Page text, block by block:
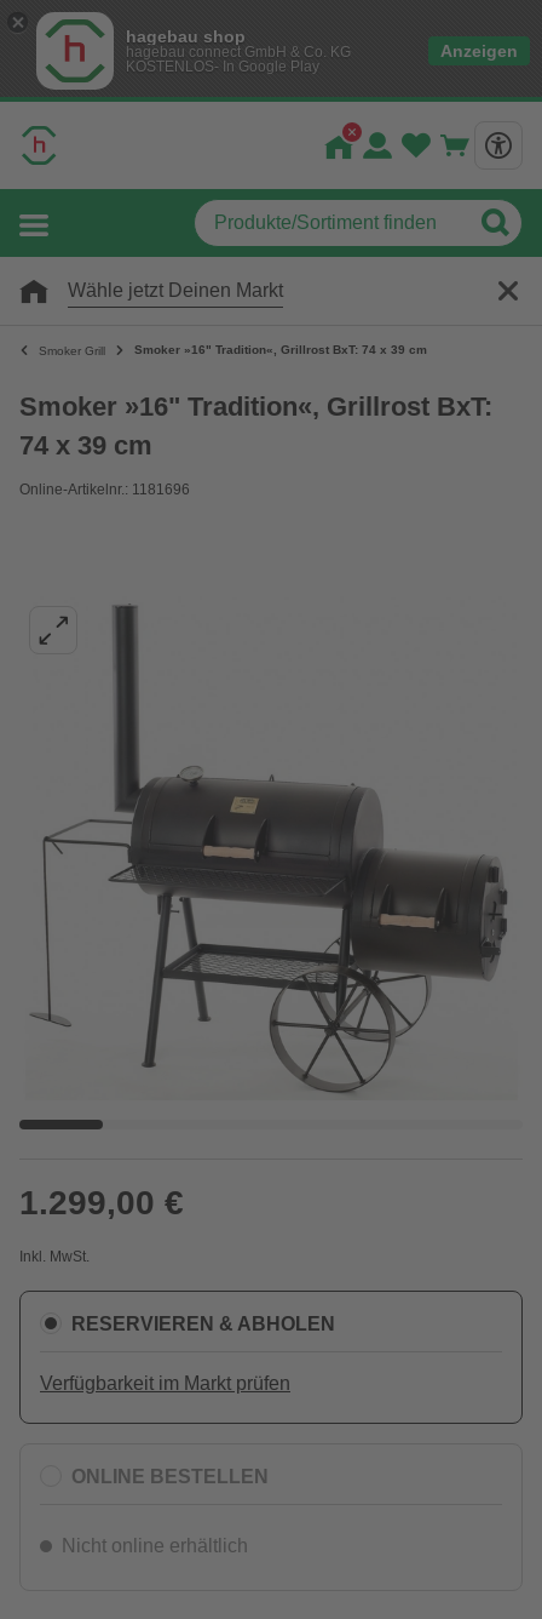
hagebau shop
hagebau connect GmbH & Co. KG
KOSTENLOS- In Google Play
Anzeigen
Wähle jetzt Deinen Markt
Smoker Grill Smoker »16" Tradition«, Grillrost BxT: 74 x 39 cm
Smoker »16" Tradition«, Grillrost BxT:
74 x 39 cm
Online-Artikelnr.: 1181696
1.299,00 €
Inkl. MwSt.
RESERVIEREN & ABHOLEN
Verfügbarkeit im Markt prüfen
ONLINE BESTELLEN
Nicht online erhältlich